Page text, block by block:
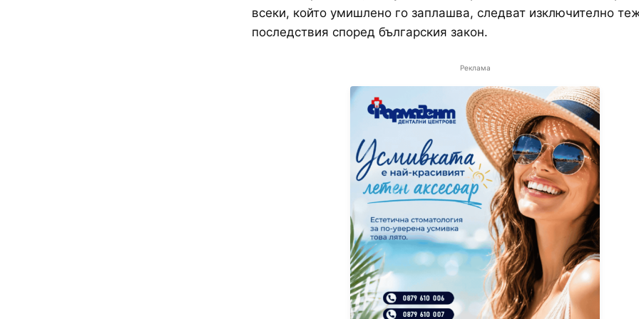
всеки, който умишлено го заплашва, следват изключително
последствия според българския закон.
Реклама